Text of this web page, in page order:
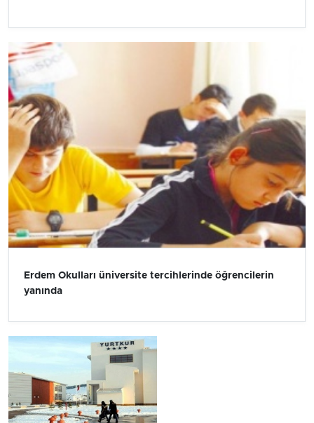
Erdem Okulları üniversite tercihlerinde öğrencilerin
yanında